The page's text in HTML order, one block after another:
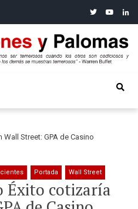
twitteryoutube
Palomas
Street: GPA de Casino
Portada Wall Street
Éxito cotizaría